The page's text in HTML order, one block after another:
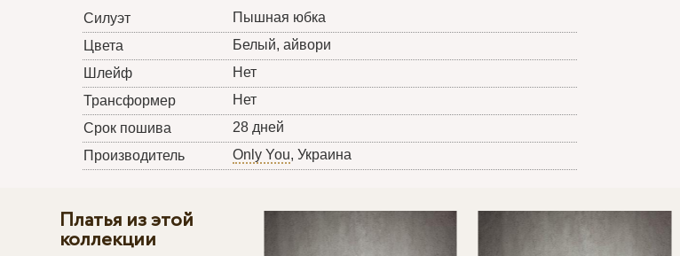
Силуэт
Пышная юбка
Цвета
Белый, айвори
Шлейф
Нет
Трансформер
Нет
Срок пошива
28 дней
Производитель
Only You, Украина
Платья из этой
коллекции